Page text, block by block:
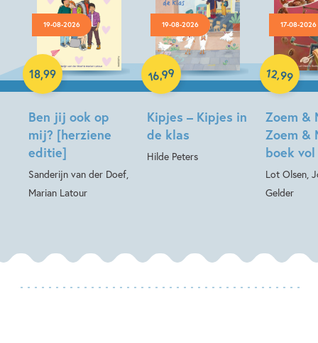
19-08-2026
Ben jij ook op
mij? [herziene
editie]
Sanderijn van der Doef,
Marian Latour
18,99
Hardcover
19-08-2026
Kipjes – Kipjes in
de klas
Hilde Peters
16,99
Hardcover
17-08-2026
Zoem &
Zoem &
boek
Lot Olsen,
Gelder
12,99
Hardcover